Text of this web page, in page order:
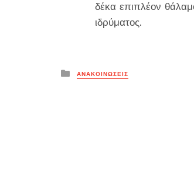
δέκα επιπλέον
ιδρύματος.
Posted
in
ΑΝΑΚΟΙΝΏΣΕΙΣ